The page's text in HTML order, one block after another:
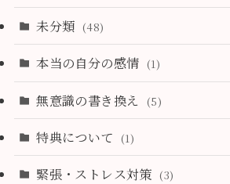
未分類 (48)
本当の自分の感情 (1)
無意識の書き換え (5)
特典について (1)
緊張・ストレス対策 (3)